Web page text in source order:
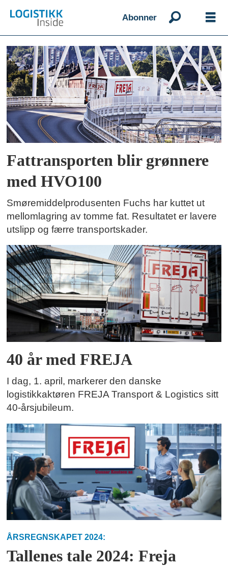
Abonner
Emne:
freja
transport
logistics
Fattransporten blir grønnere
med HVO100
Smøremiddelprodusenten Fuchs har kuttet ut
mellomlagring av tomme fat. Resultatet er lavere
utslipp og færre transportskader.
40 år med FREJA
I dag, 1. april, markerer den danske
logistikkaktøren FREJA Transport & Logistics sitt
40-årsjubileum.
ÅRSREGNSKAPET 2024:
Tallenes tale 2024: Freja